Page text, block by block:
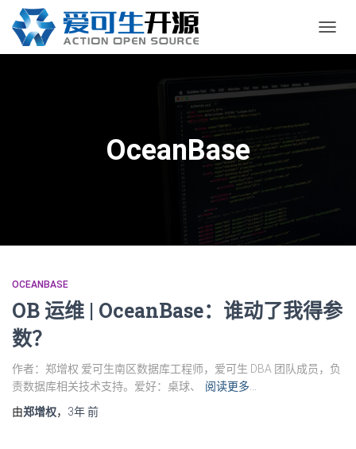
换
航
OceanBase
OCEANBASE
OB 运维 | OceanBase：谁动了我得参
数？
作者：郑增权 爱可生南区数据库工程师，爱可生 DBA 团队成员，负
责数据库相关技术支持。爱好：桌球、
阅读更多…
由郑增权， 3年前